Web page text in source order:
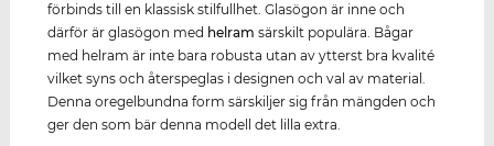
förbinds till en klassisk stilfullhet. Glasögon är inne och
därför är glasögon med helram särskilt populära. Bågar
med helram är inte bara robusta utan av ytterst bra kvalité
vilket syns och återspeglas i designen och val av material.
Denna oregelbundna form särskiljer sig från mängden och
ger den som bär denna modell det lilla extra.